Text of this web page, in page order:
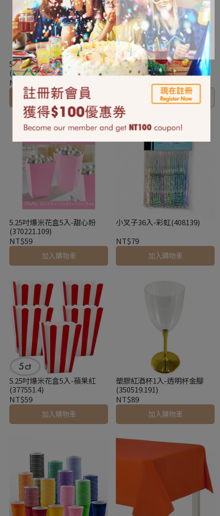
5.25吋爆米花盒5入-寶石藍
(370221.105)
NT$59
加入購物車
5.25吋爆米花盒5入-海藍
(370221.54)
已售完
5.25吋爆米花盒5入-甜心粉
(370221.109)
NT$59
加入購物車
小叉子36入-彩虹(408139)
NT$79
加入購物車
5.25吋爆米花盒5入-蘋果紅
(377551.4)
NT$59
加入購物車
塑膠紅酒杯1入-透明杯金腳
(350519.191)
NT$89
加入購物車